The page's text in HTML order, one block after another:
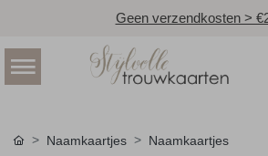
Geen verzendkosten >
Naamkaartjes Naamkaartjes